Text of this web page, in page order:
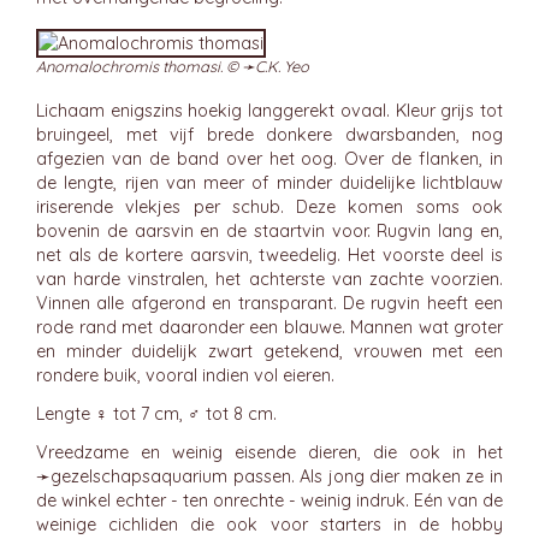
Anomalochromis thomasi. © ➛C.K. Yeo
Lichaam enigszins hoekig langgerekt ovaal. Kleur grijs tot
bruingeel, met vijf brede donkere dwarsbanden, nog
afgezien van de band over het oog. Over de flanken, in
de lengte, rijen van meer of minder duidelijke lichtblauw
iriserende vlekjes per schub. Deze komen soms ook
bovenin de aarsvin en de staartvin voor. Rugvin lang en,
net als de kortere aarsvin, tweedelig. Het voorste deel is
van harde vinstralen, het achterste van zachte voorzien.
Vinnen alle afgerond en transparant. De rugvin heeft een
rode rand met daaronder een blauwe. Mannen wat groter
en minder duidelijk zwart getekend, vrouwen met een
rondere buik, vooral indien vol eieren.
Lengte ♀ tot 7 cm, ♂ tot 8 cm.
Vreedzame en weinig eisende dieren, die ook in het
➛gezelschapsaquarium passen. Als jong dier maken ze in
de winkel echter - ten onrechte - weinig indruk. Eén van de
weinige cichliden die ook voor starters in de hobby